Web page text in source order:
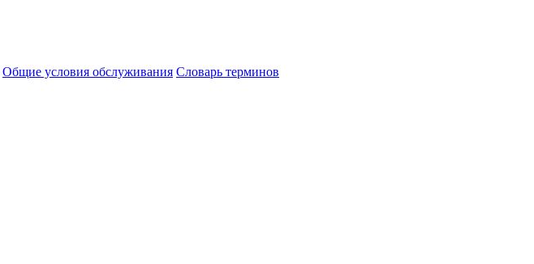
Общие условия обслуживания Словарь терминов